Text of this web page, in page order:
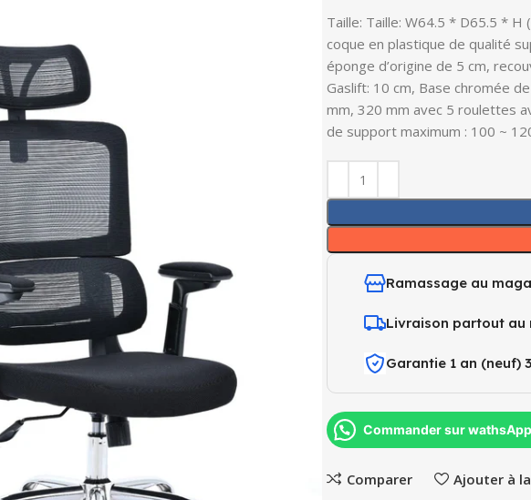
Taille: Taille: W64.5 * D65.5 *
coque en plastique de qualité
éponge d’origine de 5 cm,
Gaslift: 10 cm, Base chromée
mm, 320 mm avec 5 roulettes
de support maximum : 100 ~
Ramassage au
Livraison partout au
Garantie 1 an (neuf)
Commander sur wathsApp
Comparer Ajouter à